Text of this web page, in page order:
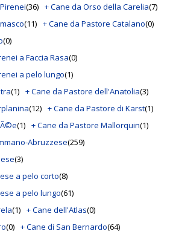
(36) + Cane da Orso della Carelia(7)
(11) + Cane da Pastore Catalano(0)
(0)
a Faccia Rasa(0)
a pelo lungo(1)
(1) + Cane da Pastore dell'Anatolia(3)
(12) + Cane da Pastore di Karst(1)
(1) + Cane da Pastore Mallorquin(1)
Abruzzese(259)
(3)
a pelo corto(8)
a pelo lungo(61)
(1) + Cane dell'Atlas(0)
(0) + Cane di San Bernardo(64)